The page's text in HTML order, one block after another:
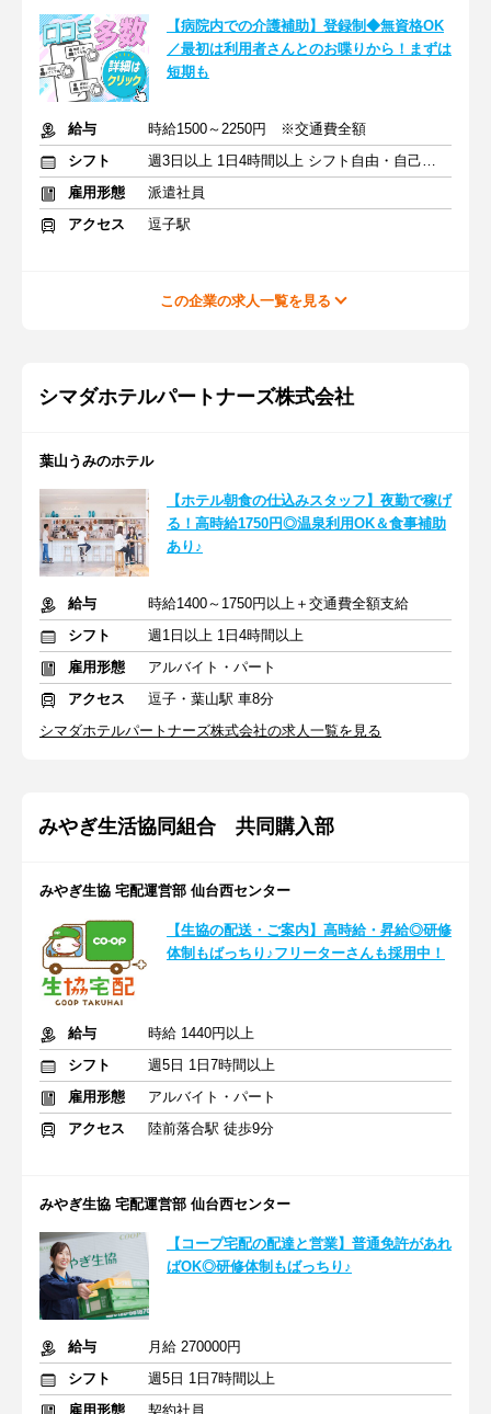
【病院内での介護補助】登録制◆無資格OK
／最初は利用者さんとのお喋りから！まずは
短期も
給与
時給1500～2250円 ※交通費全額
シフト
週3日以上 1日4時間以上 シフト自由・自己申告
雇用形態
派遣社員
アクセス
逗子駅
この企業の求人一覧を見る
シマダホテルパートナーズ株式会社
葉山うみのホテル
【ホテル朝食の仕込みスタッフ】夜勤で稼げ
る！高時給1750円◎温泉利用OK＆食事補助
あり♪
給与
時給1400～1750円以上＋交通費全額支給
シフト
週1日以上 1日4時間以上
雇用形態
アルバイト・パート
アクセス
逗子・葉山駅 車8分
シマダホテルパートナーズ株式会社の求人一覧を見る
みやぎ生活協同組合 共同購入部
みやぎ生協 宅配運営部 仙台西センター
【生協の配送・ご案内】高時給・昇給◎研修
体制もばっちり♪フリーターさんも採用中！
給与
時給 1440円以上
シフト
週5日 1日7時間以上
雇用形態
アルバイト・パート
アクセス
陸前落合駅 徒歩9分
みやぎ生協 宅配運営部 仙台西センター
【コープ宅配の配達と営業】普通免許があれ
ばOK◎研修体制もばっちり♪
給与
月給 270000円
シフト
週5日 1日7時間以上
雇用形態
契約社員